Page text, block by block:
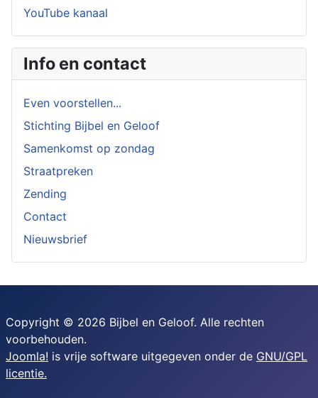
YouTube kanaal
Info en contact
Even voorstellen...
Stichting Bijbel en Geloof
Samenkomst op zondag
Straatpreken
Zending
Contact
Nieuwsbrief
Copyright © 2026 Bijbel en Geloof. Alle rechten
voorbehouden.
Joomla! is vrije software uitgegeven onder de GNU/GPL
licentie.